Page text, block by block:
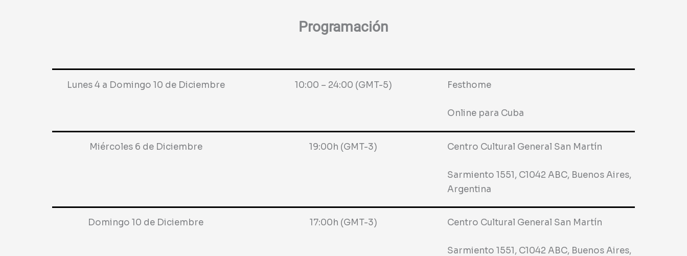
Programación
Lunes 4 a Domingo 10 de Diciembre 10:00 – 24:00 (GMT-5) Festhome
Online para Cuba
Miércoles 6 de Diciembre 19:00h (GMT-3) Centro Cultural General San Martín
Sarmiento 1551, C1042 ABC, Buenos Aires,
Argentina
Domingo 10 de Diciembre 17:00h (GMT-3) Centro Cultural General San Martín
Sarmiento 1551, C1042 ABC, Buenos Aires,